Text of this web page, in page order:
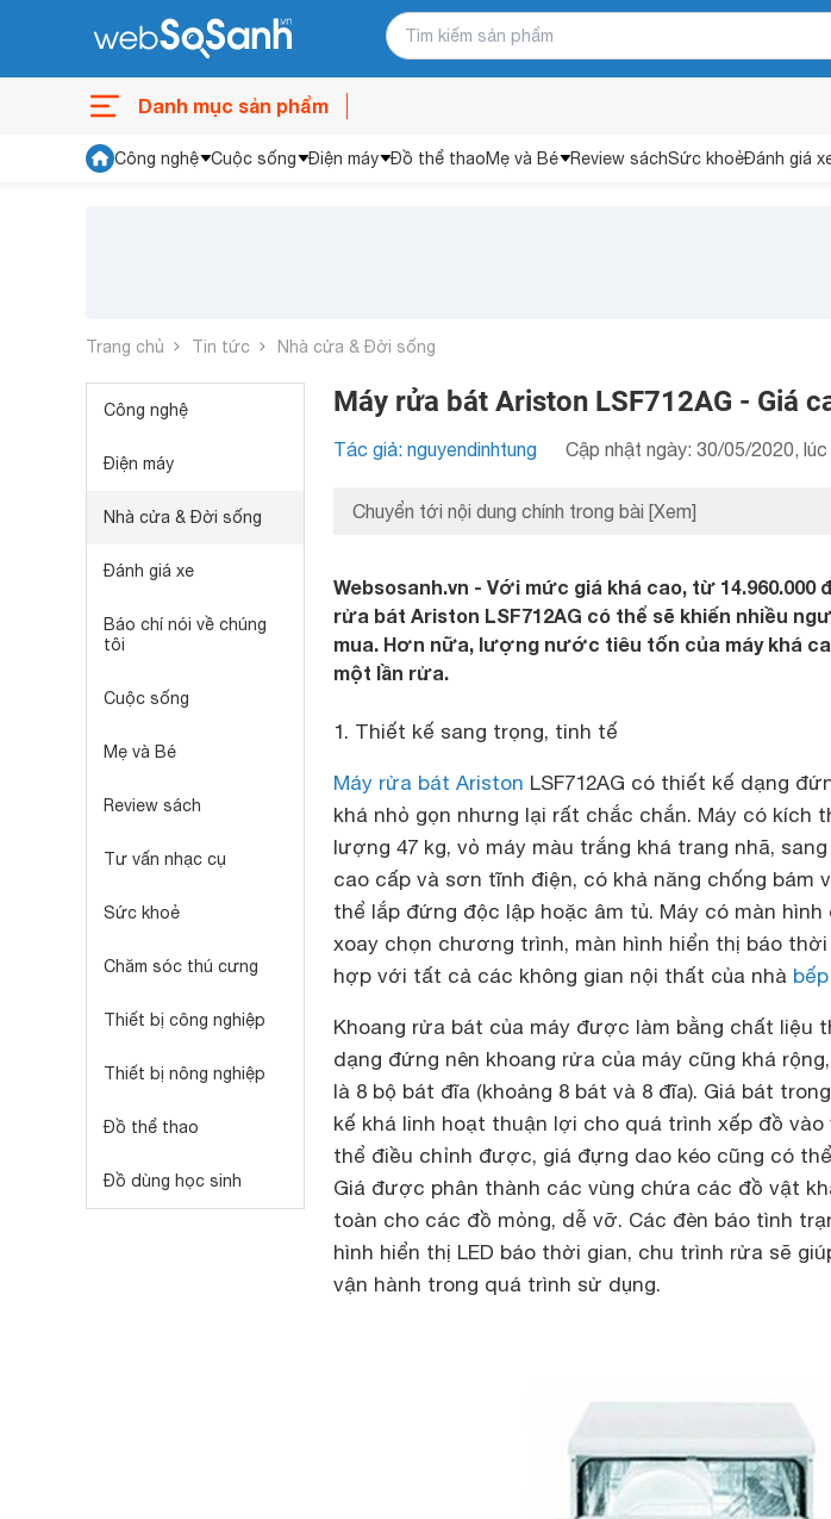
Danh mục sản phẩm
Công nghệ Cuộc sống Điện máy Đồ thể thaoMẹ và Bé Review sáchSức khoẻĐánh giá
Trang chủ Tin tức Nhà cửa & Đời sống
Công nghệ
Điện máy
Nhà cửa & Đời sống
Đánh giá xe
Báo chí nói về chúng
tôi
Cuộc sống
Mẹ và Bé
Review sách
Tư vấn nhạc cụ
Sức khoẻ
Chăm sóc thú cưng
Thiết bị công nghiệp
Thiết bị nông nghiệp
Đồ thể thao
Đồ dùng học sinh
Máy rửa bát Ariston LSF712AG - Giá
Tác giả: nguyendinhtung Cập nhật ngày: 30/05/2020, lúc
Chuyển tới nội dung chính trong bài [Xem]
Websosanh.vn - Với mức giá khá cao, từ 14.960.000
rửa bát Ariston LSF712AG có thể sẽ khiến nhiều
mua. Hơn nữa, lượng nước tiêu tốn của máy khá
một lần rửa.
1. Thiết kế sang trọng, tinh tế
Máy rửa bát Ariston LSF712AG có thiết kế dạng
khá nhỏ gọn nhưng lại rất chắc chắn. Máy có kích
lượng 47 kg, vỏ máy màu trắng khá trang nhã,
cao cấp và sơn tĩnh điện, có khả năng chống bám
thể lắp đứng độc lập hoặc âm tủ. Máy có màn
xoay chọn chương trình, màn hình hiển thị báo
hợp với tất cả các không gian nội thất của nhà bếp
Khoang rửa bát của máy được làm bằng chất liệu
dạng đứng nên khoang rửa của máy cũng khá
là 8 bộ bát đĩa (khoảng 8 bát và 8 đĩa). Giá bát
kế khá linh hoạt thuận lợi cho quá trình xếp đồ vào
thể điều chỉnh được, giá đựng dao kéo cũng có
Giá được phân thành các vùng chứa các đồ vật
toàn cho các đồ mỏng, dễ vỡ. Các đèn báo tình
hình hiển thị LED báo thời gian, chu trình rửa sẽ
vận hành trong quá trình sử dụng.